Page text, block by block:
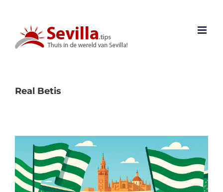
inhoud
Real Betis